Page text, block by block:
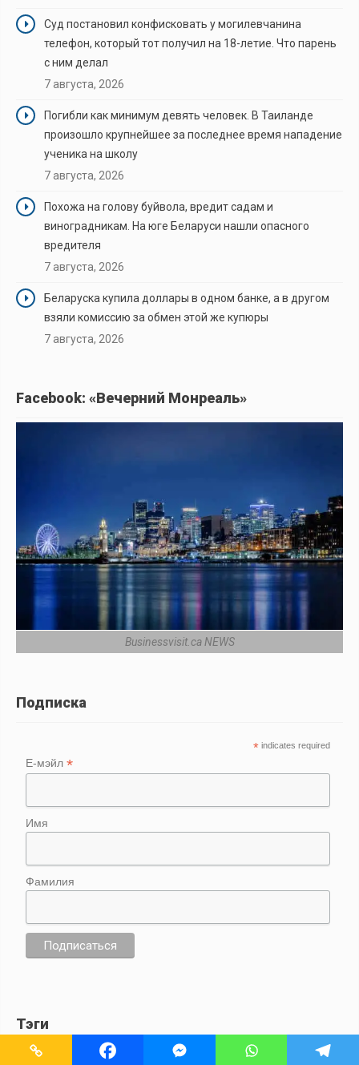
Суд постановил конфисковать у могилевчанина
телефон, который тот получил на 18-летие. Что парень
с ним делал
7 августа, 2026
Погибли как минимум девять человек. В Таиланде
произошло крупнейшее за последнее время нападение
ученика на школу
7 августа, 2026
Похожа на голову буйвола, вредит садам и
виноградникам. На юге Беларуси нашли опасного
вредителя
7 августа, 2026
Беларуска купила доллары в одном банке, а в другом
взяли комиссию за обмен этой же купюры
7 августа, 2026
Facebook: «Вечерний Монреаль»
Businessvisit.ca NEWS
Подписка
* indicates required
Е-мэйл*
Имя
Фамилия
Тэги
CENTER REIKI MONTREAL DIMA FEEN(53)